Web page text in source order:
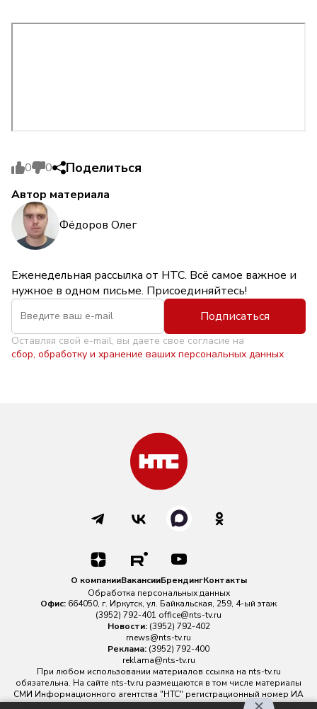
0 0 Поделиться
Автор материала
Фёдоров Олег
Еженедельная рассылка от НТС. Всё самое важное и
нужное в одном письме. Присоединяйтесь!
Подписаться
Оставляя свой e-mail, вы даете свое согласие на
сбор, обработку и хранение ваших персональных данных
О компанииВакансииБрендингКонтакты
Обработка персональных данных
Офис: 664050, г. Иркутск, ул. Байкальская, 259, 4-ый этаж
(3952) 792-401 office@nts-tv.ru
Новости: (3952) 792-402
rnews@nts-tv.ru
Реклама: (3952) 792-400
reklama@nts-tv.ru
При любом использовании материалов ссылка на nts-tv.ru
обязательна. На сайте nts-tv.ru размещаются в том числе материалы
СМИ Информационного агентства "НТС" регистрационный номер ИА
№ ФС 77 - 88763 зарегистрировано Федеральной службой по